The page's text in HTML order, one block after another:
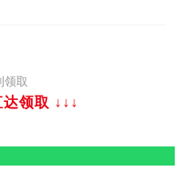
领取
领取 ↓↓↓